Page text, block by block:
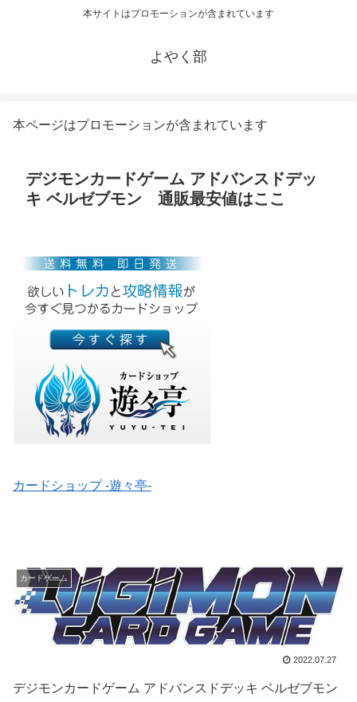
本サイトはプロモーションが含まれています
よやく部
本ページはプロモーションが含まれています
デジモンカードゲーム アドバンスドデッ
キ ベルゼブモン 通販最安値はここ
カードショップ -遊々亭-
カードゲーム
2022.07.27
デジモンカードゲーム アドバンスドデッキ ベルゼブモン